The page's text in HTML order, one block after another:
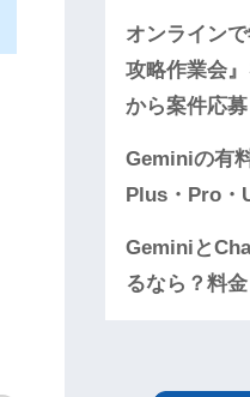
オンライン
攻略作業会
から案件応
Geminiの有
Plus・Pro・
Geminiと
るなら？料